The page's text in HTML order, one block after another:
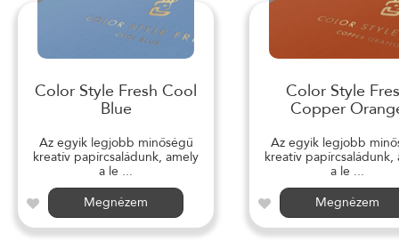
Color Style Fresh Cool
Blue
Az egyik legjobb minőségű
kreatív papírcsaládunk, amely
a le ...
Megnézem
Color Style
Copper
Az egyik legjobb
kreatív papírcsaládunk,
a le ...
Megnézem